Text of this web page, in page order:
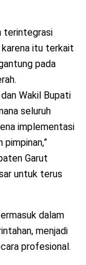
terintegrasi
karena itu terkait
pada
Wakil Bupati
seluruh
implementasi
Garut
untuk terus
dalam
menjadi
profesional.